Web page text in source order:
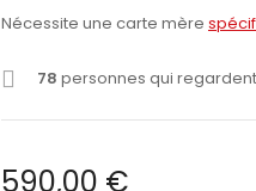
Nécessite une carte mère
78 personnes qui
590,00 €